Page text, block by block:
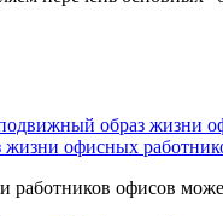
образ жизни
офисных
работников офисов